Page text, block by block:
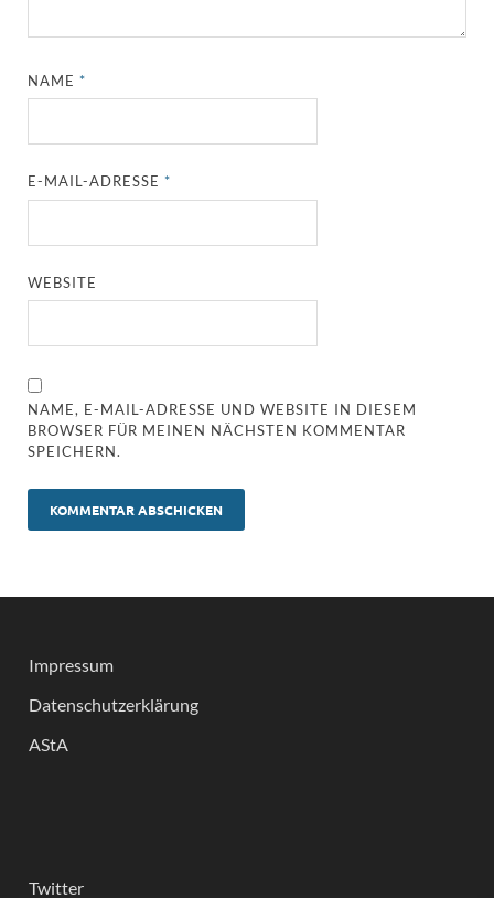
NAME*
E-MAIL-ADRESSE*
WEBSITE
NAME, E-MAIL-ADRESSE UND WEBSITE IN DIESEM
BROWSER FÜR MEINEN NÄCHSTEN KOMMENTAR
SPEICHERN.
Impressum
Datenschutzerklärung
AStA
Twitter